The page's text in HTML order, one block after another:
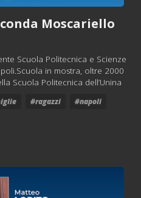
Moscariello
Scuola Politecnica e Scienze
in mostra, oltre 2000
Scuola Politecnica dell’Unina
#ragazzi #napoli